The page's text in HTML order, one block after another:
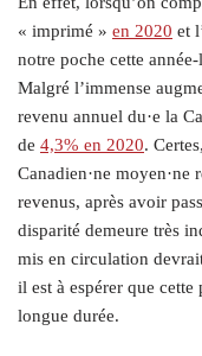
« imprimé » en 2020 et
notre poche cette
Malgré l’immense
revenu annuel du·e la
de 4,3% en 2020.
Canadien·ne moyen·ne
revenus, après avoir
disparité demeure très
mis en circulation
il est à espérer que
longue durée.